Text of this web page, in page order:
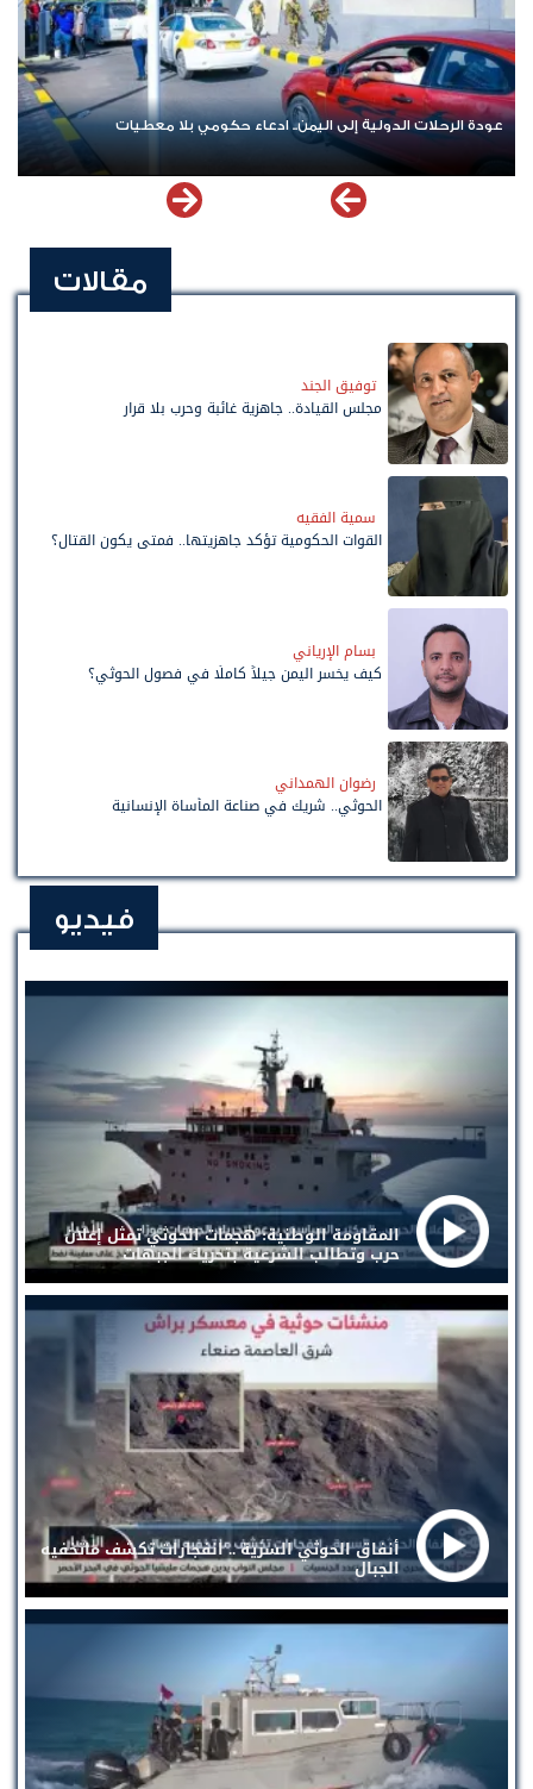
عودة الرحلات الدولية إلى اليمن.. ادعاء حكومي بلا معطيات
مقالات
توفيق الجند
مجلس القيادة.. جاهزية غائبة وحرب بلا قرار
سمية الفقيه
القوات الحكومية تؤكد جاهزيتها.. فمتى يكون القتال؟
بسام الإرياني
كيف يخسر اليمن جيلاً كاملًا في فصول الحوثي؟
رضوان الهمداني
الحوثي.. شريك في صناعة المأساة الإنسانية
فيديو
المقاومة الوطنية: هجمات الحوثي تمثل إعلان
حرب وتطالب الشرعية بتحريك الجبهات
أنفاق الحوثي السرية .. انفجارات تكشف ماتخفيه
الجبال